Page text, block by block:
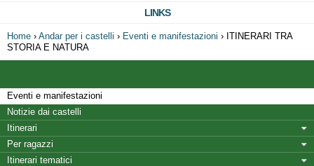
LINKS
Home › Andar per i castelli › Eventi e manifestazioni › ITINERARI TRA
STORIA E NATURA
Eventi e manifestazioni
Notizie dai castelli
Itinerari
Per ragazzi
Itinerari tematici